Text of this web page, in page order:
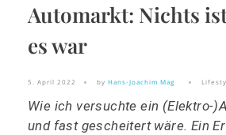
Automarkt: Nichts
es war
5. April 2022 by Hans-Joachim Mag
Wie ich versuchte ein (Elektro-
und fast gescheitert wäre. Ein